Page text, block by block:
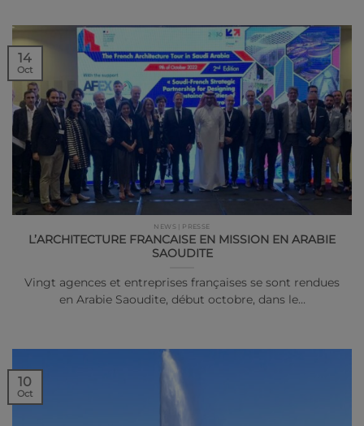
NEWS | PRESSE
L’ARCHITECTURE FRANCAISE EN MISSION EN ARABIE
SAOUDITE
Vingt agences et entreprises françaises se sont rendues
en Arabie Saoudite, début octobre, dans le…
14
Oct
10
Oct